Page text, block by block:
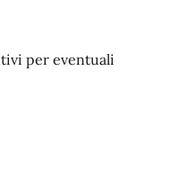
per eventuali